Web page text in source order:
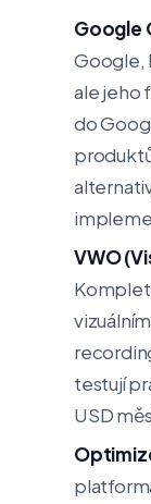
Google
Google,
ale jeho
do
VWO
testují
USD